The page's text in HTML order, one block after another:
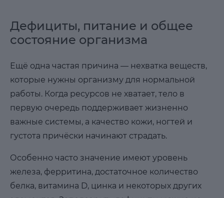
Дефициты, питание и общее
состояние организма
Ещё одна частая причина — нехватка веществ,
которые нужны организму для нормальной
работы. Когда ресурсов не хватает, тело в
первую очередь поддерживает жизненно
важные системы, а качество кожи, ногтей и
густота причёски начинают страдать.
Особенно часто значение имеют уровень
железа, ферритина, достаточное количество
белка, витамина D, цинка и некоторых других